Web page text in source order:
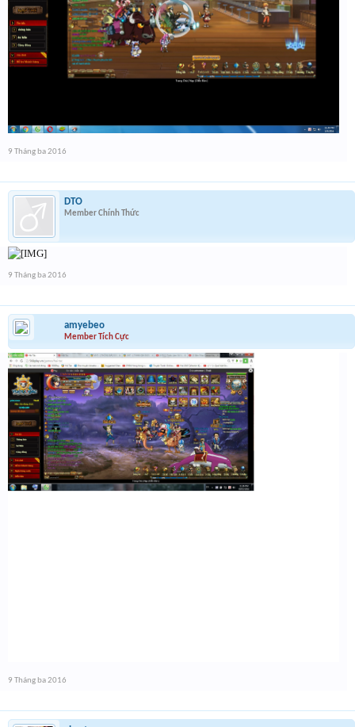
9 Tháng ba 2016
DTO
Member Chính Thức
9 Tháng ba 2016
amyebeo
Member Tích Cực
9 Tháng ba 2016